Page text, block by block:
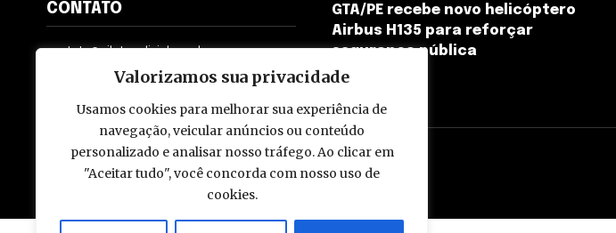
Valorizamos sua privacidade
Usamos cookies para melhorar sua experiência de
navegação, veicular anúncios ou conteúdo
personalizado e analisar nosso tráfego. Ao clicar em
"Aceitar tudo", você concorda com nosso uso de
cookies.
CONTATO
contato@pilotopolicial.com.br
GTA/PE recebe novo helicóptero
Airbus H135 para reforçar
segurança pública
© 2009 - 2026 Piloto Policial. Todos os direitos reservados. Brasil.